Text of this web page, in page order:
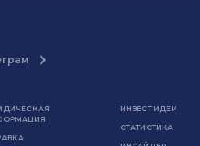
ИНВЕСТ ИДЕИ
СТАТИСТИКА